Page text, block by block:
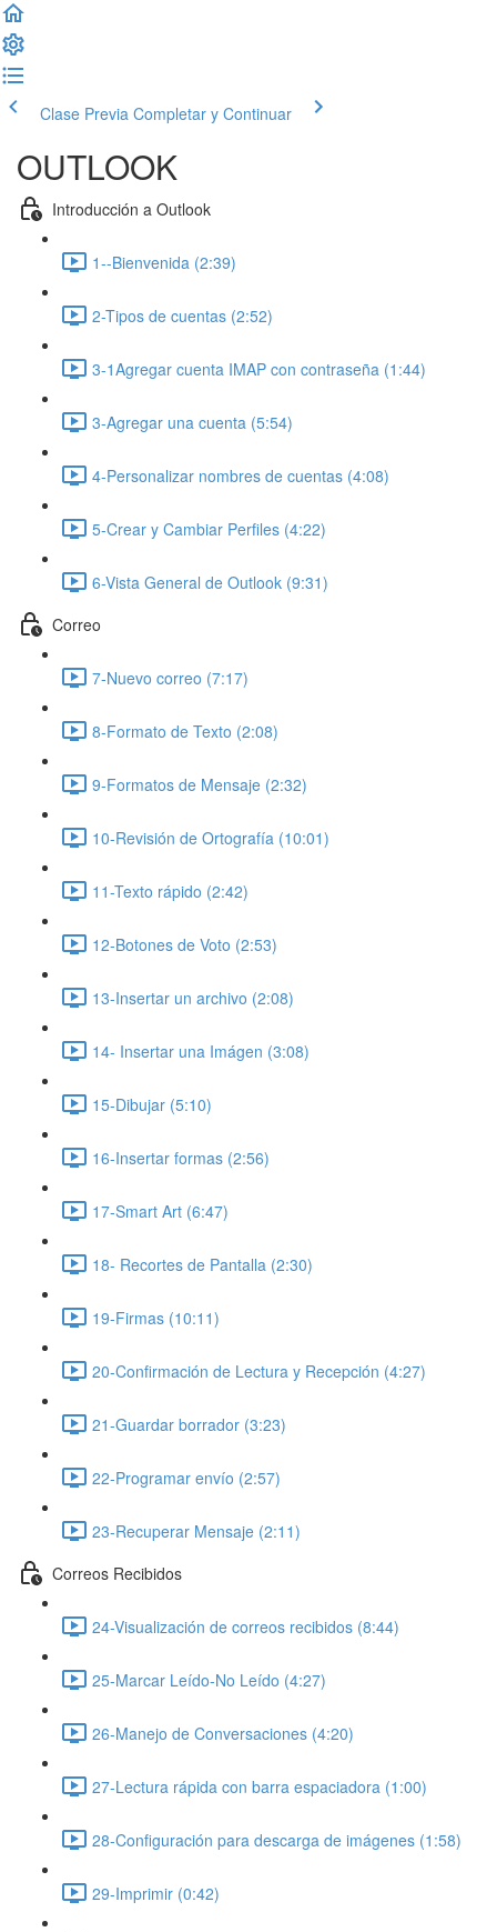
Clase Previa Completar y Continuar
OUTLOOK
Introducción a Outlook
1--Bienvenida (2:39)
2-Tipos de cuentas (2:52)
3-1Agregar cuenta IMAP con contraseña (1:44)
3-Agregar una cuenta (5:54)
4-Personalizar nombres de cuentas (4:08)
5-Crear y Cambiar Perfiles (4:22)
6-Vista General de Outlook (9:31)
Correo
7-Nuevo correo (7:17)
8-Formato de Texto (2:08)
9-Formatos de Mensaje (2:32)
10-Revisión de Ortografía (10:01)
11-Texto rápido (2:42)
12-Botones de Voto (2:53)
13-Insertar un archivo (2:08)
14- Insertar una Imágen (3:08)
15-Dibujar (5:10)
16-Insertar formas (2:56)
17-Smart Art (6:47)
18- Recortes de Pantalla (2:30)
19-Firmas (10:11)
20-Confirmación de Lectura y Recepción (4:27)
21-Guardar borrador (3:23)
22-Programar envío (2:57)
23-Recuperar Mensaje (2:11)
Correos Recibidos
24-Visualización de correos recibidos (8:44)
25-Marcar Leído-No Leído (4:27)
26-Manejo de Conversaciones (4:20)
27-Lectura rápida con barra espaciadora (1:00)
28-Configuración para descarga de imágenes (1:58)
29-Imprimir (0:42)